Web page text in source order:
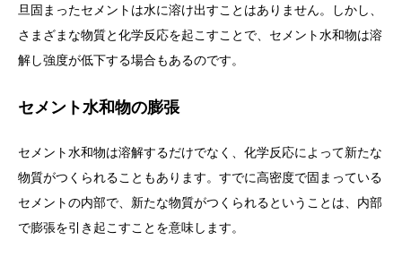
旦固まったセメントは水に溶け出すことはありません。しかし、
さまざまな物質と化学反応を起こすことで、セメント水和物は溶
解し強度が低下する場合もあるのです。
セメント水和物の膨張
セメント水和物は溶解するだけでなく、化学反応によって新たな
物質がつくられることもあります。すでに高密度で固まっている
セメントの内部で、新たな物質がつくられるということは、内部
で膨張を引き起こすことを意味します。